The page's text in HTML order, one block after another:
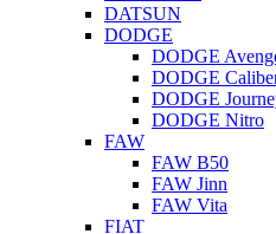
DATSUN
DODGE
DODGE
DODGE
DODGE
DODGE Nitro
FAW
FAW B50
FAW Jinn
FAW Vita
FIAT